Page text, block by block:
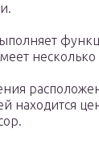
находится